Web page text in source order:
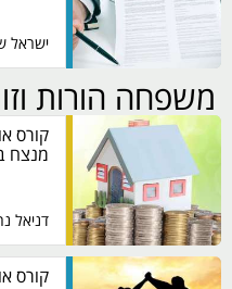
ישראל
משפחה הורות
קורס
מנצח
דניאל
קורס